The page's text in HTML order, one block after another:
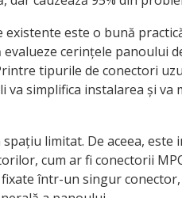
este o bună
cerințele panoului
tipurile de conectori
simplifica instalarea și va
limitat. De aceea,
cum ar fi conectorii
într-un singur